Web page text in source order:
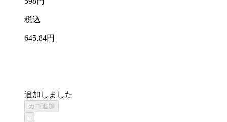
税込
645.84円
追加しました
カゴ追加
-